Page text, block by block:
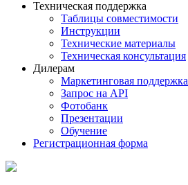
Техническая поддержка
Таблицы совместимости
Инструкции
Технические материалы
Техническая консультация
Дилерам
Маркетинговая поддержка
Запрос на API
Фотобанк
Презентации
Обучение
Регистрационная форма